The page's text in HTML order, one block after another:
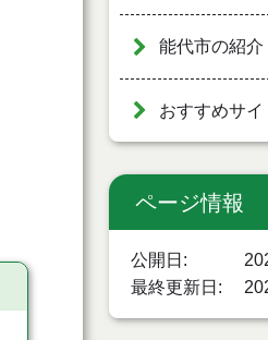
能代市の紹介
おすすめサイ
ページ情報
公開日
最終更新日